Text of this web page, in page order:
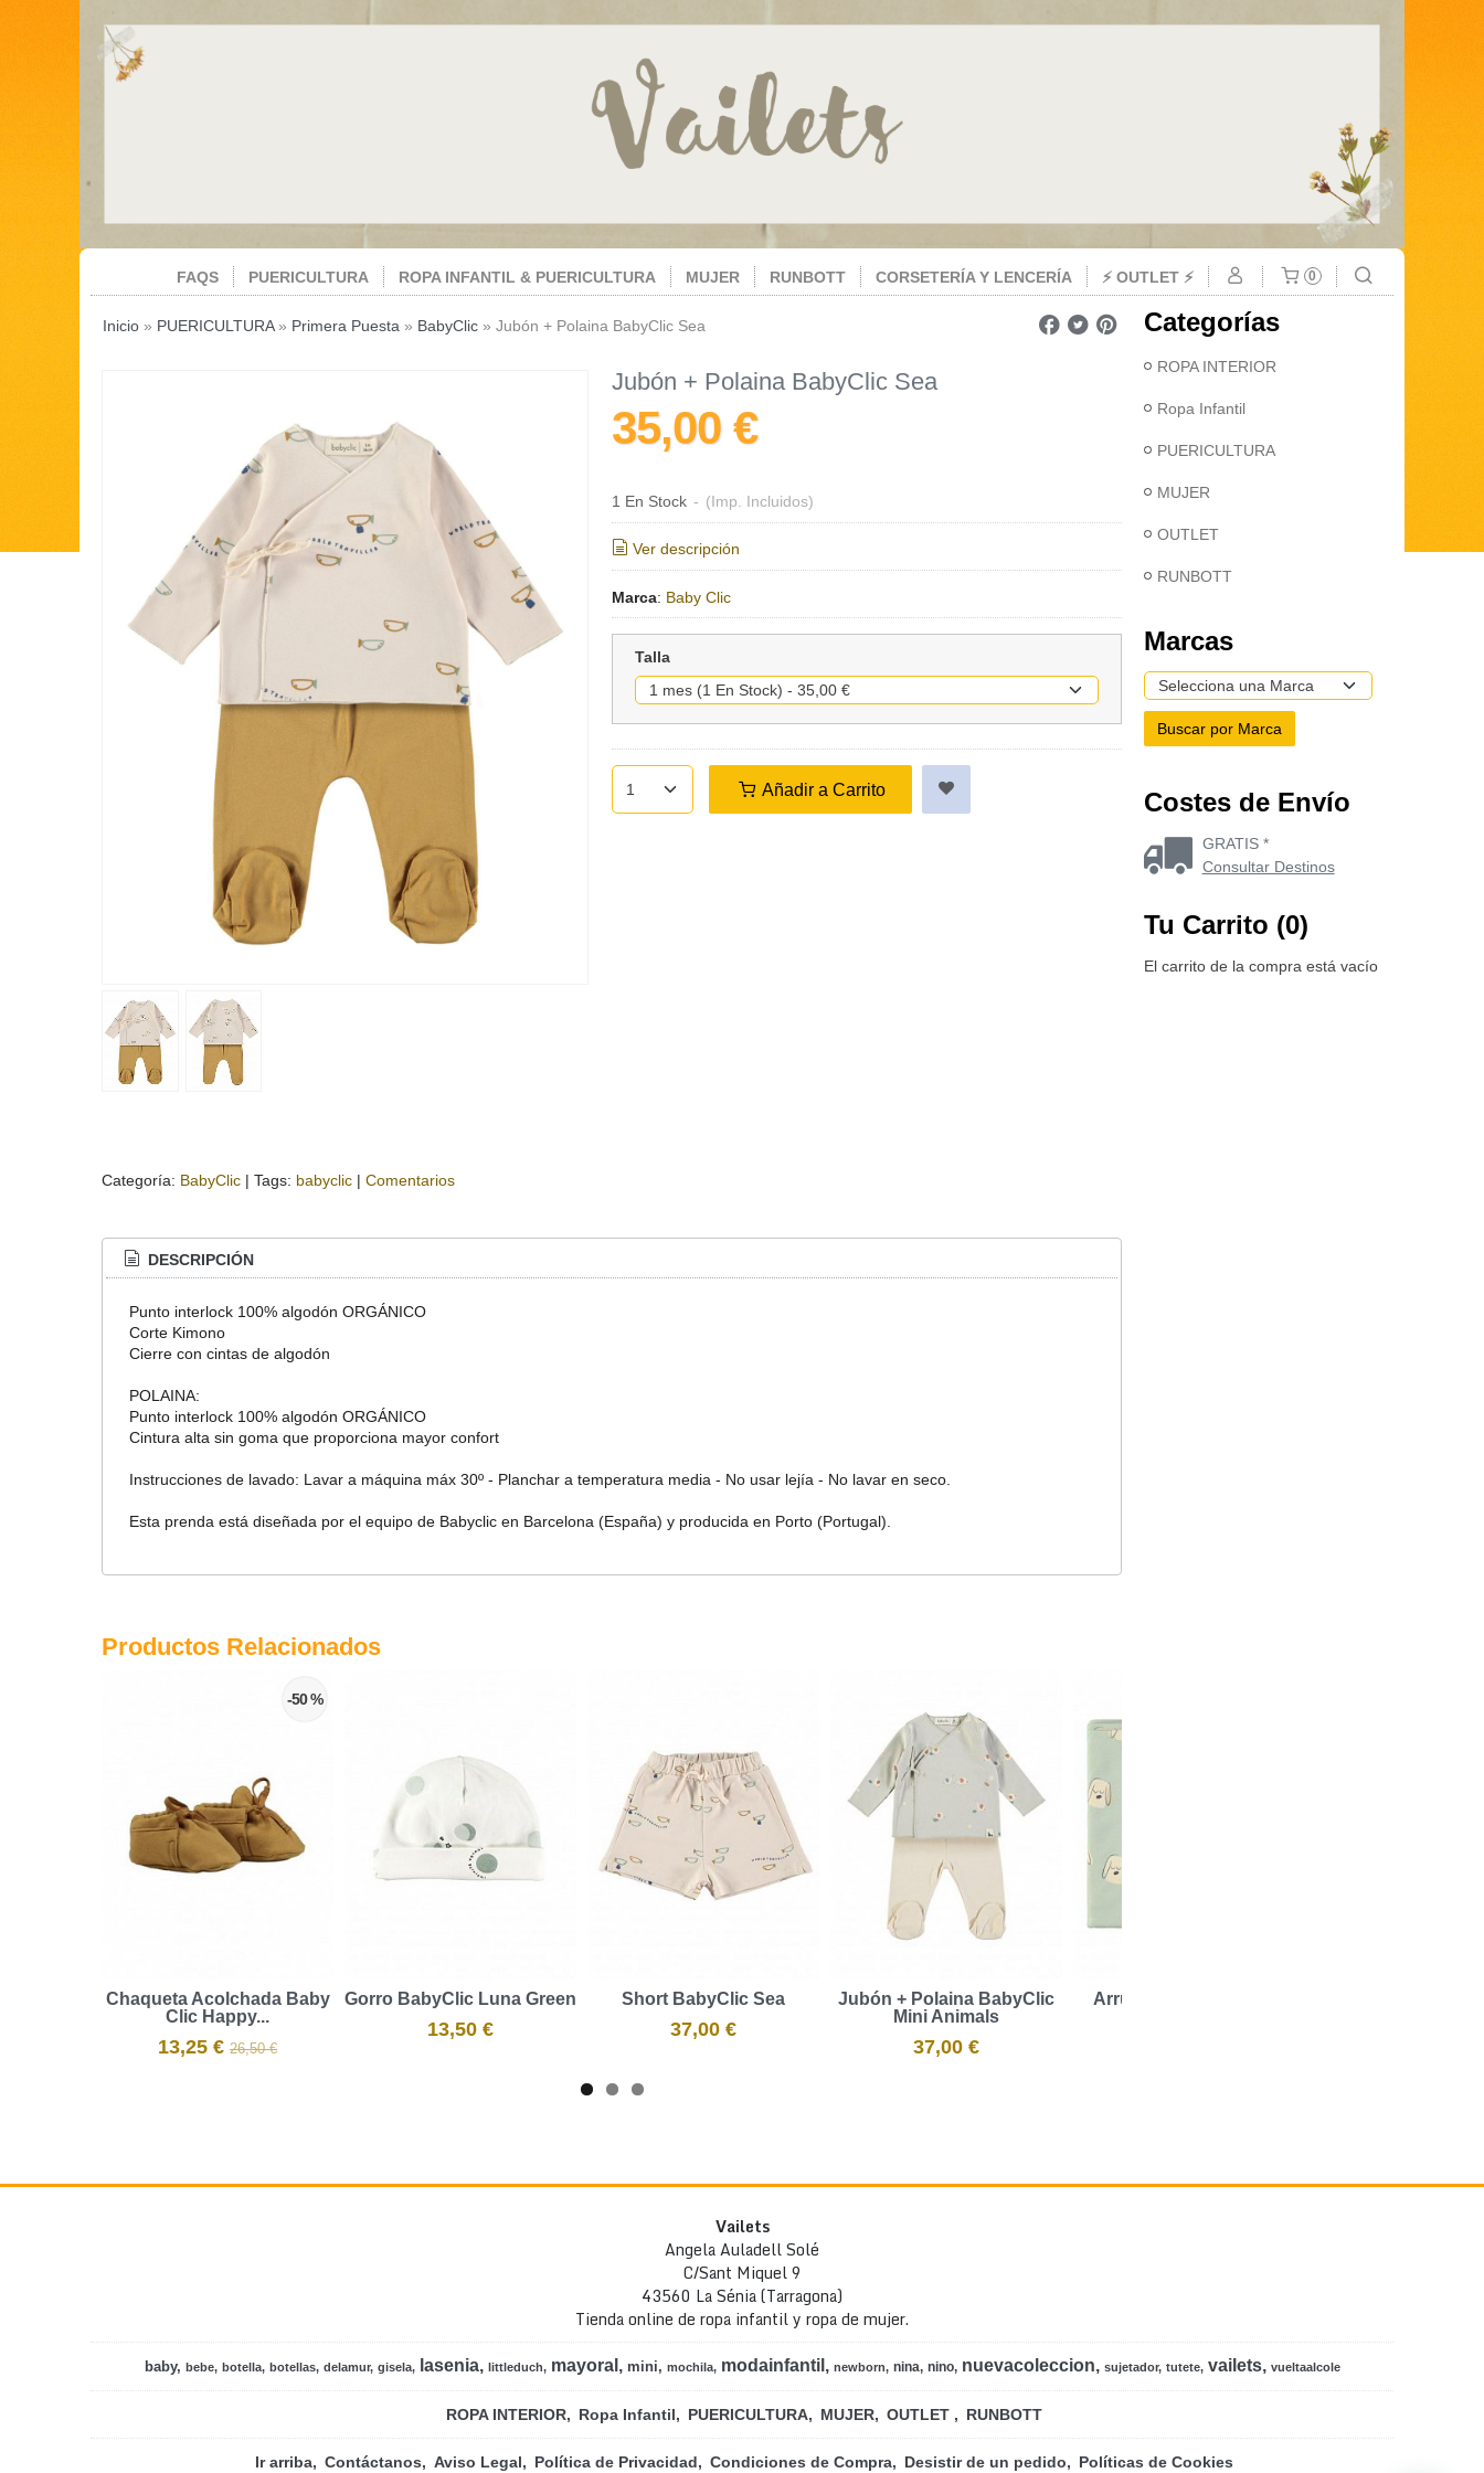
FAQS PUERICULTURA ROPA INFANTIL & PUERICULTURA MUJER RUNBOTT CORSETERÍA Y LENCERÍA ⚡ OUTLET ⚡ 0
Inicio » PUERICULTURA» Primera Puesta » BabyClic » Jubón + Polaina BabyClic Sea
Jubón + Polaina BabyClic Sea
35,00 €
1 En Stock - (Imp. Incluidos)
Ver descripción
Marca: Baby Clic
Talla
Añadir a Carrito
Categoría: BabyClic | Tags: babyclic | Comentarios
DESCRIPCIÓN
Punto interlock 100% algodón ORGÁNICO
Corte Kimono
Cierre con cintas de algodón
POLAINA:
Punto interlock 100% algodón ORGÁNICO
Cintura alta sin goma que proporciona mayor confort
Instrucciones de lavado: Lavar a máquina máx 30º - Planchar a temperatura media - No usar lejía - No lavar en seco.
Esta prenda está diseñada por el equipo de Babyclic en Barcelona (España) y producida en Porto (Portugal).
Productos Relacionados
-50 %
Chaqueta Acolchada Baby
Clic Happy...
13,25 € 26,50 €
Gorro BabyClic Luna Green
13,50 €
Short BabyClic Sea
37,00 €
Jubón + Polaina BabyClic
Mini Animals
37,00 €
Arrullo BabyClic Guest
Categorías
ROPA INTERIOR
Ropa Infantil
PUERICULTURA
MUJER
OUTLET
RUNBOTT
Marcas
Costes de Envío
GRATIS *
Consultar Destinos
Tu Carrito (0)
El carrito de la compra está vacío
Vailets
Angela Auladell Solé
C/Sant Miquel 9
43560 La Sénia (Tarragona)
Tienda online de ropa infantil y ropa de mujer.
baby bebe botella botellas delamur gisela lasenia littleduch mayoral mini mochila modainfantil newborn nina nino nuevacoleccion sujetador tutete vailets vueltaalcole
ROPA INTERIOR Ropa Infantil PUERICULTURA MUJER OUTLET RUNBOTT
Ir arriba Contáctanos Aviso Legal Política de Privacidad Condiciones de Compra Desistir de un pedido Políticas de Cookies